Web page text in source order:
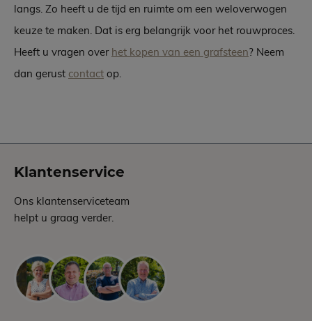
langs. Zo heeft u de tijd en ruimte om een weloverwogen
keuze te maken. Dat is erg belangrijk voor het rouwproces.
Heeft u vragen over het kopen van een grafsteen? Neem
dan gerust contact op.
Klantenservice
Ons klantenserviceteam
helpt u graag verder.